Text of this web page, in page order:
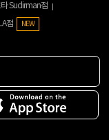
타 Sudirman점
점 NEW